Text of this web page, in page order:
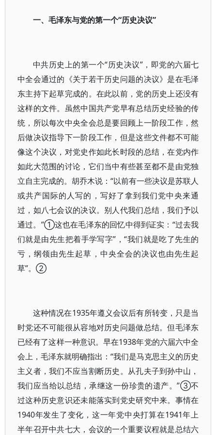
一、毛泽东与党的第一个“历史决议”
中共历史上的第一个“历史决议”，即党的六届七
中全会通过的《关于若干历史问题的决议》是在毛泽
东主持下起草完成的。在此以前，党的历史上还没有
这样的文件。虽然中国共产党早有总结历史经验的传
统，所以每次中央全会总是要回顾上一阶段工作，然
后做决议指导下一阶段工作，但是这些文件都不可能
像这个决议，对党史作如此长时段的总结，在党内作
如此大范围的讨论，它们当中有些甚至都不是由党独
立自主完成的。胡乔木说：“以前有一些决议是苏联人
或共产国际的人写的，写好了拿到我们党中央来通
过，如八七会议的决议。别人代我们总结，我们予以
通过。”①这也在毛泽东的回忆中得到证实：“过去我
们就是由先生把着手学写字”，“我们就是吃了先生的
亏，纲领由先生起草，中央全会的决议也由先生起
草”。②
这种情况在1935年遵义会议后有所转变，只是当
时党还不可能很从容地对历史问题做总结。但毛泽东
已经有了这样一种意识。早在1938年党的六届六中全
会上，毛泽东就明确指出：“我们是马克思主义的历史
主义者，我们不应当割断历史。从孔夫子到孙中山，
我们应当给以总结，承继这一份珍贵的遗产。”③不
过这种历史意识还未能落实到党史研究中来。事情在
1940年发生了变化，这一年党中央打算在1941年上
半年召开中共七大，会议的一个重要议程就是总结六